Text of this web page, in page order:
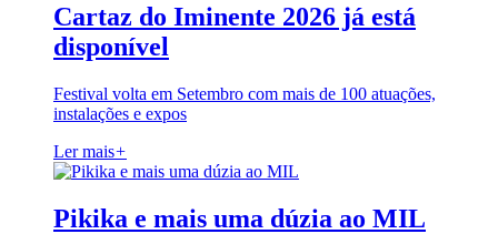
Cartaz do Iminente 2026 já está
disponível
Festival volta em Setembro com mais de 100 atuações,
instalações e expos
Ler mais+
Pikika e mais uma dúzia ao MIL